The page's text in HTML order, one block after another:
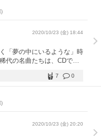
2020/10/23 (金) 18:44
「夢の中にいるような」時
代の名曲たちは、CDで聴
かく1曲々々の存在感が尋
コースティックとギターを
きこなし、とまさに獅子奮
厭わず衰えを知らないその
で大盛り上がりのステージ
今回のジャパンツアーでは
0
7
2020/10/23 (金) 20:20